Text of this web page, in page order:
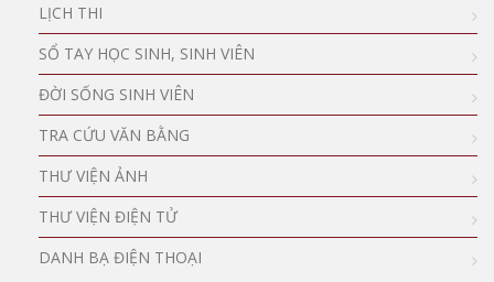
LỊCH THI
SỔ TAY HỌC SINH, SINH VIÊN
ĐỜI SỐNG SINH VIÊN
TRA CỨU VĂN BẰNG
THƯ VIỆN ẢNH
THƯ VIỆN ĐIỆN TỬ
DANH BẠ ĐIỆN THOẠI